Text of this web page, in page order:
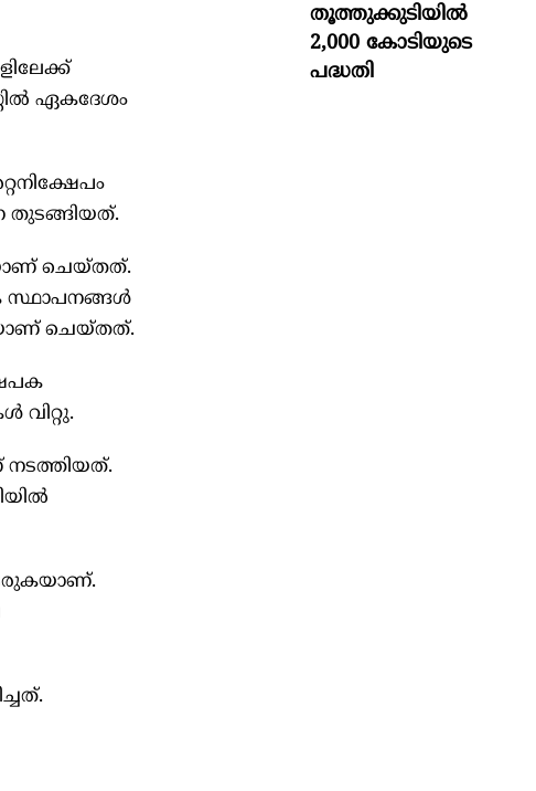
ഏകദേശം
തുടങ്ങിയത്‌.
ചെയ്‌തത്‌.
സ്ഥാപനങ്ങള്‍
ചെയ്‌തത്‌.
വിറ്റു.
നടത്തിയത്‌.
തൂത്തുക്കുടിയിൽ
2,000 കോടിയുടെ
പദ്ധതി